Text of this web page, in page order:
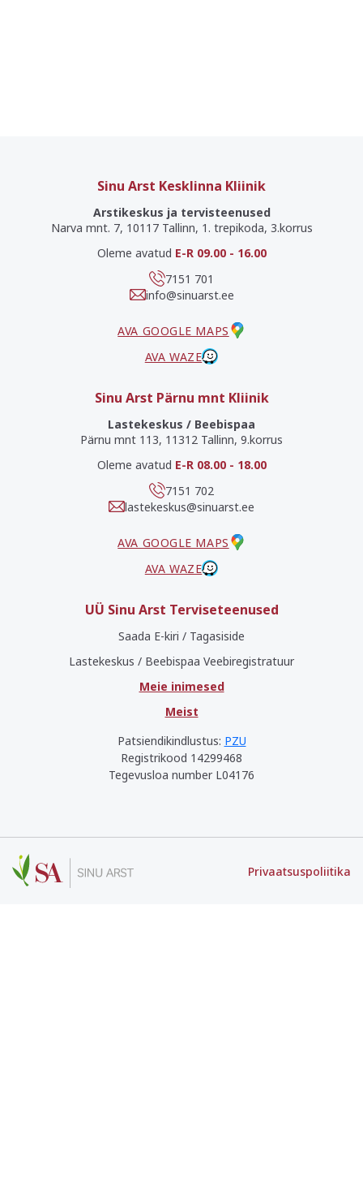
Sinu Arst Kesklinna Kliinik
Arstikeskus ja tervisteenused
Narva mnt. 7, 10117 Tallinn, 1. trepikoda, 3.korrus
Oleme avatud E-R 09.00 - 16.00
7151 701
info@sinuarst.ee
AVA GOOGLE MAPS
AVA WAZE
Sinu Arst Pärnu mnt Kliinik
Lastekeskus / Beebispaa
Pärnu mnt 113, 11312 Tallinn, 9.korrus
Oleme avatud E-R 08.00 - 18.00
7151 702
lastekeskus@sinuarst.ee
AVA GOOGLE MAPS
AVA WAZE
UÜ Sinu Arst Terviseteenused
Saada E-kiri / Tagasiside
Lastekeskus / Beebispaa Veebiregistratuur
Meie inimesed
Meist
Patsiendikindlustus: PZU
Registrikood 14299468
Tegevusloa number L04176
Privaatsuspoliitika